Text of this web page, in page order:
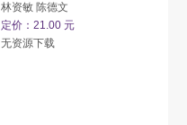
林资敏 陈德文
定价：21.00 元
无资源下载